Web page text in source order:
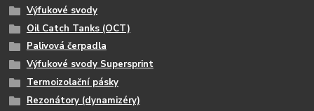
Výfukové svody
Oil Catch Tanks (OCT)
Palivová čerpadla
Výfukové svody Supersprint
Termoizolační pásky
Rezonátory (dynamizéry)